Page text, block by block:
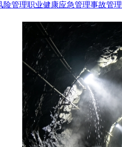
险管理职业健康应急管理事故管理